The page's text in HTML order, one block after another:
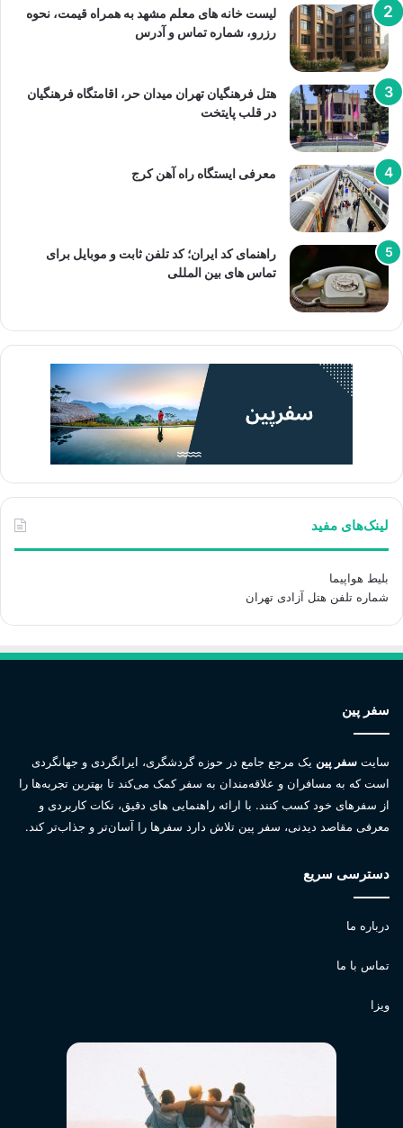
لیست خانه های معلم مشهد به همراه قیمت، نحوه
رزرو، شماره تماس و آدرس
هتل فرهنگیان تهران میدان حر، اقامتگاه فرهنگیان
در قلب پایتخت
معرفی ایستگاه راه آهن کرج
راهنمای کد ایران؛ کد تلفن ثابت و موبایل برای
تماس های بین المللی
لینک‌های مفید
بلیط هواپیما
شماره تلفن هتل آزادی تهران
سفر پین
سایت سفر پین یک مرجع جامع در حوزه گردشگری، ایرانگردی و جهانگردی
است که به مسافران و علاقه‌مندان به سفر کمک می‌کند تا بهترین تجربه‌ها را
از سفرهای خود کسب کنند. با ارائه راهنمایی های دقیق، نکات کاربردی و
معرفی مقاصد دیدنی، سفر پین تلاش دارد سفرها را آسان‌تر و جذاب‌تر کند.
دسترسی سریع
درباره ما
تماس با ما
ویزا